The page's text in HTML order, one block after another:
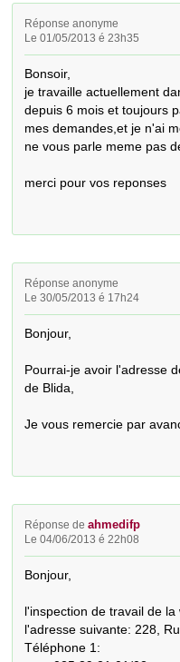
Réponse anonyme
Le 01/05/2013 é 23h35
Bonsoir,
je travaille actuellement
depuis 6 mois et toujours
mes demandes,et je n'ai
ne vous parle meme pas
merci pour vos reponses
Réponse anonyme
Le 30/05/2013 é 17h24
Bonjour,
Pourrai-je avoir l'adresse
de Blida,
Je vous remercie par
Réponse deahmedifp
Le 04/06/2013 é 22h08
Bonjour,
l'inspection de travail de
l'adresse suivante: 228,
Téléphone 1: